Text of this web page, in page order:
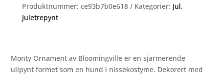
ull
antall
Produktnummer: ce93b7b0e618 Kategorier: Jul,
Juletrepynt
Monty Ornament av Bloomingville er en sjarmerende
ullpynt formet som en hund i nissekostyme. Dekorert med